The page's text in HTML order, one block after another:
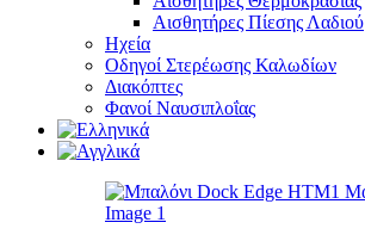
Αισθητήρες Πίεσης Λαδιού
Ηχεία
Οδηγοί Στερέωσης Καλωδίων
Διακόπτες
Φανοί Ναυσιπλοΐας